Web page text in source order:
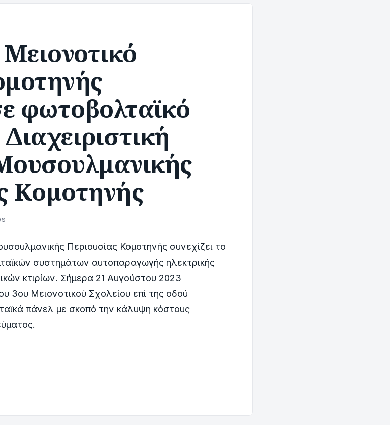
φωτοβολταϊκό
Κομοτηνής
Περιουσίας Κομοτηνής συνεχίζει το
συστημάτων αυτοπαραγωγής ηλεκτρικής
κτιρίων. Σήμερα 21 Αυγούστου 2023
3ου Μειονοτικού Σχολείου επί της οδού
πάνελ με σκοπό την κάλυψη κόστους